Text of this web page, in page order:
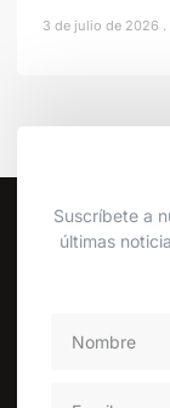
3 de julio de 2026
Suscríbete a
últimas